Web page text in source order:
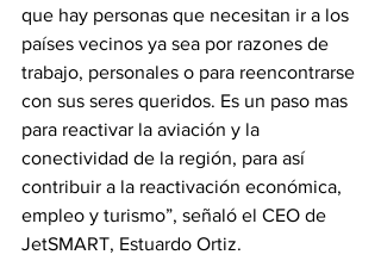
que hay personas que necesitan ir a los
países vecinos ya sea por razones de
trabajo, personales o para reencontrarse
con sus seres queridos. Es un paso mas
para reactivar la aviación y la
conectividad de la región, para así
contribuir a la reactivación económica,
empleo y turismo”, señaló el CEO de
JetSMART, Estuardo Ortiz.